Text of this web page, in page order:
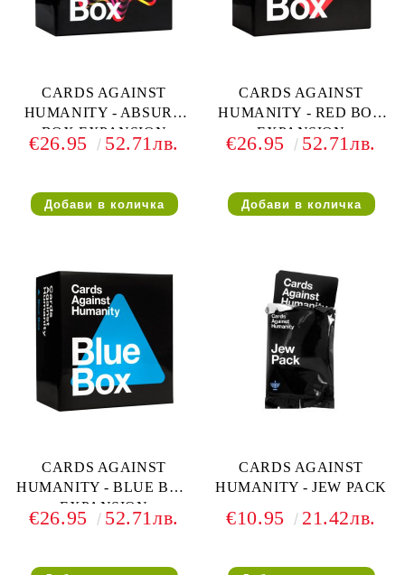
CARDS AGAINST
HUMANITY - ABSURD
BOX EXPANSION
€26.95 52.71лв.
CARDS AGAINST
HUMANITY - RED BOX
EXPANSION
€26.95 52.71лв.
CARDS AGAINST
HUMANITY - BLUE BOX
EXPANSION
€26.95 52.71лв.
CARDS AGAINST
HUMANITY - JEW PACK
€10.95 21.42лв.